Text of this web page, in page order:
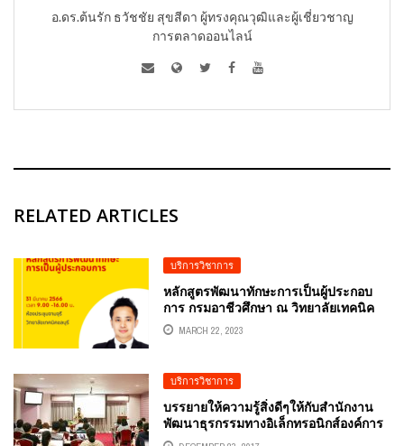
อ.ดร.ต้นรัก ธวัชชัย สุขสีดา ผู้ทรงคุณวุฒิและผู้เชี่ยวชาญ
การตลาดออนไลน์
RELATED ARTICLES
บริการวิชาการ
หลักสูตรพัฒนาทักษะการเป็นผู้ประกอบ
การ กรมอาชีวศึกษา ณ วิทยาลัยเทคนิค
ชลบุรี วิทยากร อ.ดร.ต้นรัก ธวัชชัย สุขสี
ดา
MARCH 22, 2023
บริการวิชาการ
บรรยายให้ความรู้สิ่งดีๆให้กับสำนักงาน
พัฒนาธุรกรรมทางอิเล็กทรอนิกส์องค์การ
มหาชนสพธอ. ETDA